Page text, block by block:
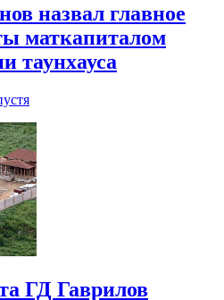
назвал главное
маткапиталом
таунхауса
ГД Гаврилов